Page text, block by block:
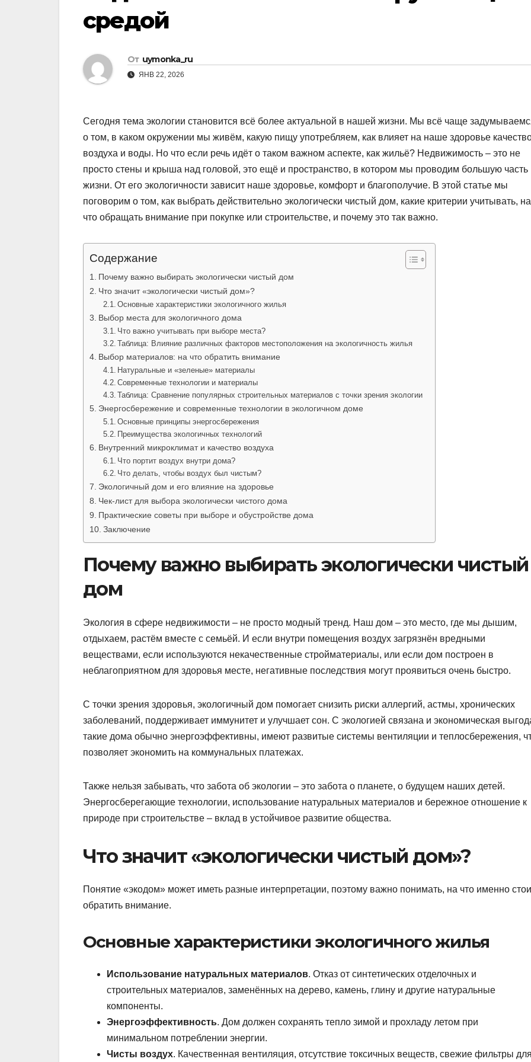
средой
От uymonka_ru
ЯНВ 22, 2026
Сегодня тема экологии становится всё более актуальной в нашей жизни. Мы всё чаще
о том, в каком окружении мы живём, какую пищу употребляем, как влияет на наше здоровье
воздуха и воды. Но что если речь идёт о таком важном аспекте, как жильё? Недвижимость – это не
просто стены и крыша над головой, это ещё и пространство, в котором мы проводим большую часть
жизни. От его экологичности зависит наше здоровье, комфорт и благополучие. В этой статье мы
поговорим о том, как выбрать действительно экологически чистый дом, какие критерии учитывать, на
что обращать внимание при покупке или строительстве, и почему это так важно.
Содержание
Почему важно выбирать экологически чистый дом
Что значит «экологически чистый дом»?
Основные характеристики экологичного жилья
Выбор места для экологичного дома
Что важно учитывать при выборе места?
Таблица: Влияние различных факторов местоположения на экологичность жилья
Выбор материалов: на что обратить внимание
Натуральные и «зеленые» материалы
Современные технологии и материалы
Таблица: Сравнение популярных строительных материалов с точки зрения экологии
Энергосбережение и современные технологии в экологичном доме
Основные принципы энергосбережения
Преимущества экологичных технологий
Внутренний микроклимат и качество воздуха
Что портит воздух внутри дома?
Что делать, чтобы воздух был чистым?
Экологичный дом и его влияние на здоровье
Чек-лист для выбора экологически чистого дома
Практические советы при выборе и обустройстве дома
Заключение
Почему важно выбирать экологически чистый
дом
Экология в сфере недвижимости – не просто модный тренд. Наш дом – это место, где мы дышим,
отдыхаем, растём вместе с семьёй. И если внутри помещения воздух загрязнён вредными
веществами, если используются некачественные стройматериалы, или если дом построен в
неблагоприятном для здоровья месте, негативные последствия могут проявиться очень быстро.
С точки зрения здоровья, экологичный дом помогает снизить риски аллергий, астмы, хронических
заболеваний, поддерживает иммунитет и улучшает сон. С экологией связана и экономическая
такие дома обычно энергоэффективны, имеют развитые системы вентиляции и теплосбережения,
позволяет экономить на коммунальных платежах.
Также нельзя забывать, что забота об экологии – это забота о планете, о будущем наших детей.
Энергосберегающие технологии, использование натуральных материалов и бережное отношение к
природе при строительстве – вклад в устойчивое развитие общества.
Что значит «экологически чистый дом»?
Понятие «экодом» может иметь разные интерпретации, поэтому важно понимать, на что именно
обратить внимание.
Основные характеристики экологичного жилья
Использование натуральных материалов. Отказ от синтетических отделочных и
строительных материалов, заменённых на дерево, камень, глину и другие натуральные
компоненты.
Энергоэффективность. Дом должен сохранять тепло зимой и прохладу летом при
минимальном потреблении энергии.
Чисты воздух. Качественная вентиляция, отсутствие токсичных веществ, свежие фильтры